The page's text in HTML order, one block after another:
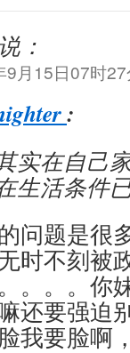
说：
9月15日07时
:
实在自己
生活条件
问题是很
时不刻被
。。。你
还要强迫
我要脸啊